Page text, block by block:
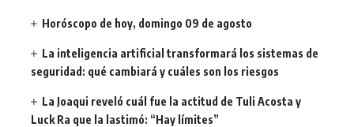
Horóscopo de hoy, domingo 09 de agosto
La inteligencia artificial transformará los sistemas de
seguridad: qué cambiará y cuáles son los riesgos
La Joaqui reveló cuál fue la actitud de Tuli Acosta y
Luck Ra que la lastimó: “Hay límites”